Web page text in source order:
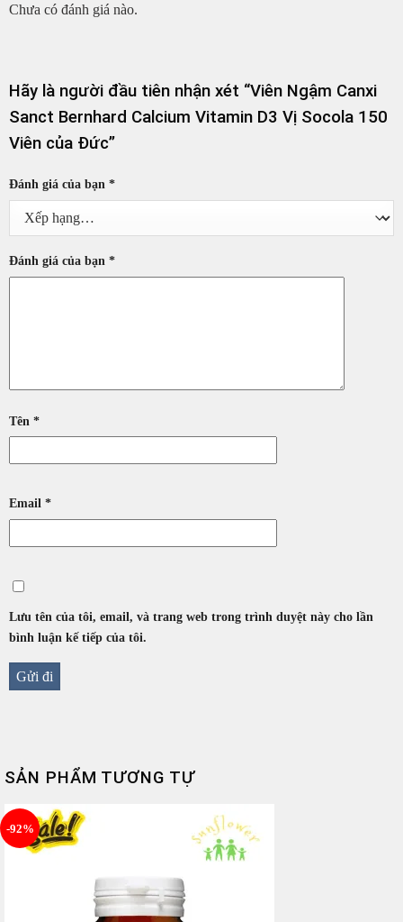
Chưa có đánh giá nào.
Hãy là người đầu tiên nhận xét “Viên Ngậm Canxi
Sanct Bernhard Calcium Vitamin D3 Vị Socola 150
Viên của Đức”
Đánh giá của bạn *
Đánh giá của bạn *
Tên *
Email *
Lưu tên của tôi, email, và trang web trong trình duyệt này cho lần
bình luận kế tiếp của tôi.
SẢN PHẨM TƯƠNG TỰ
-92%